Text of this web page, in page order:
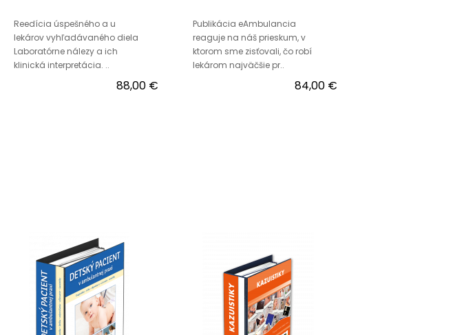
Reedícia úspešného a u
lekárov vyhľadávaného diela
Laboratórne nálezy a ich
klinická interpretácia. ..
88,00 €
Publikácia eAmbulancia
reaguje na náš prieskum, v
ktorom sme zisťovali, čo robí
lekárom najväčšie pr..
84,00 €